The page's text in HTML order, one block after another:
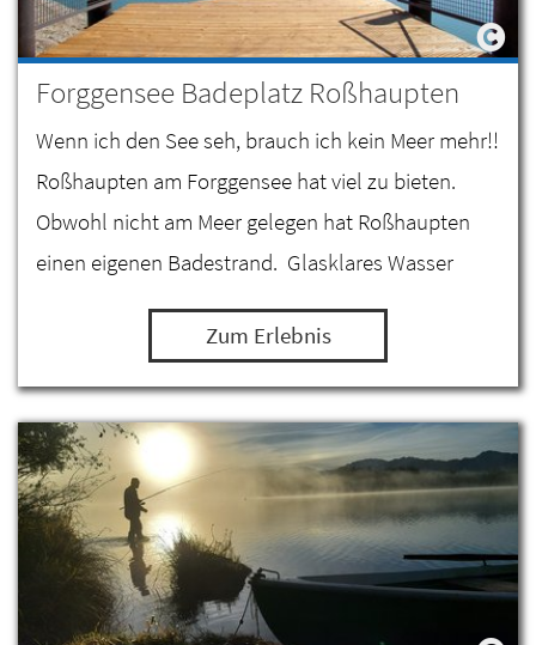
Forggensee Badeplatz Roßhaupten
Wenn ich den See seh, brauch ich kein Meer mehr!!
Roßhaupten am Forggensee hat viel zu bieten.
Obwohl nicht am Meer gelegen hat Roßhaupten
einen eigenen Badestrand. Glasklares Wasser
laden zum Schwimmen, Schnorcheln aber auch
Zum Erlebnis